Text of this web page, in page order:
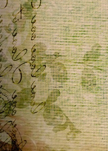
rimetterò le pagine online .
inHome
Penelope♥ ~04/04/2026 17:38:15
infinite Bibi e Krault un
a voi e a tutti gli amici del
inHome
~04/04/2026 09:53:12
Ostern
inCommenti telaio...